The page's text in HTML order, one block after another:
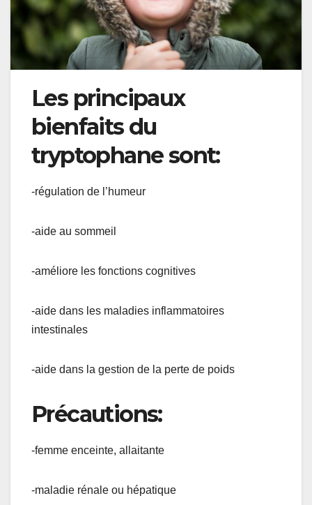
Les principaux
bienfaits du
tryptophane sont:
-régulation de l’humeur
-aide au sommeil
-améliore les fonctions cognitives
-aide dans les maladies inflammatoires
intestinales
-aide dans la gestion de la perte de poids
Précautions:
-femme enceinte, allaitante
-maladie rénale ou hépatique